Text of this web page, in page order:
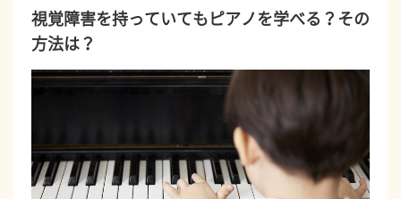
視覚障害を持っていてもピアノを学べる？その
方法は？